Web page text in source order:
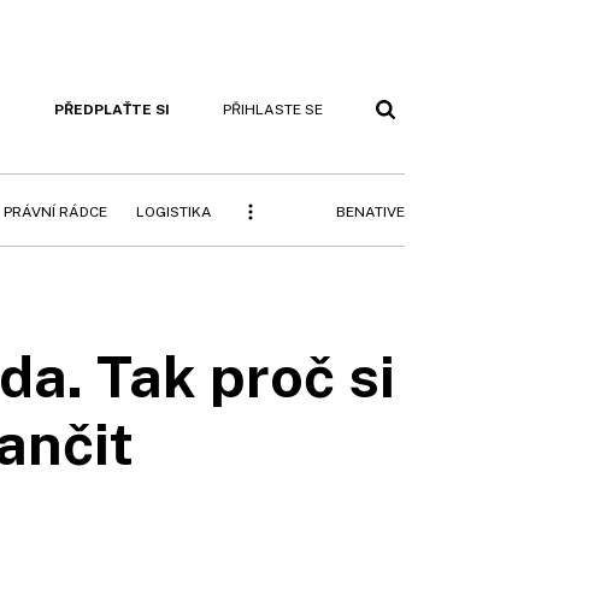
PŘEDPLAŤTE SI PŘIHLASTE SE
PRÁVNÍ RÁDCE LOGISTIKA BENATIVE
Tak proč si